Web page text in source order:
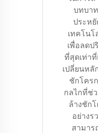
บทบา
ประห
เทคโน
เพื่อลด
ที่สุดเท่าที่
เปลี่ยนหลั
ชักโคร
กลไกที่ช่
ล้างชัก
อย่างร
สามาร